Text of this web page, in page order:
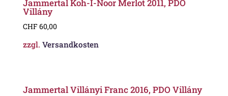
Jammertal Koh-I-Noor Merlot 2011, PDO
Villány
CHF 60,00
zzgl. Versandkosten
Jammertal Villányi Franc 2016, PDO Villány